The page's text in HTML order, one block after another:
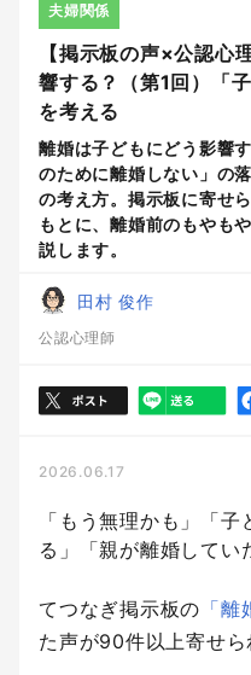
【掲示板の声×公認心
響する？（第1回）「
を考える
離婚は子どもにどう影響
のために離婚しない」の
の考え方。掲示板に寄せ
もとに、離婚前のもやも
説します。
夫婦関係
田村 俊作
公認心理師
2026.06.17
「もう無理かも」「
る」「親が離婚してい
てつなぎ掲示板の 「離
た声が90件以上寄せら